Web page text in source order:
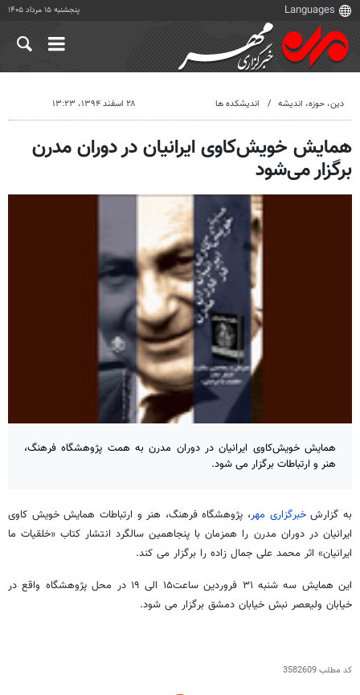
پنجشنبه ۱۵ مرداد ۱۴۰۵
دين، حوزه، انديشه اندیشکده ها ۲۸ اسفند ۱۳۹۴، ۱۳:۲۳
همایش خویش‌کاوی ایرانیان در دوران مدرن
برگزار می‌شود
همایش خویش‌کاوی ایرانیان در دوران مدرن به همت پژوهشگاه فرهنگ،
هنر و ارتباطات برگزار می شود.
به گزارشخبرگزاری مهر، پژوهشگاه فرهنگ، هنر و ارتباطات همایش خویش کاوی
ایرانیان در دوران مدرن را همزمان با پنجاهمین سالگرد انتشار کتاب «خلقیات ما
ایرانیان» اثر محمد علی جمال زاده را برگزار می کند.
این همایش سه شنبه ۳۱ فروردین ساعت۱۵ الی ۱۹ در محل پژوهشگاه واقع در
خیابان ولیعصر نبش خیابان دمشق برگزار می شود.
کد مطلب3582609